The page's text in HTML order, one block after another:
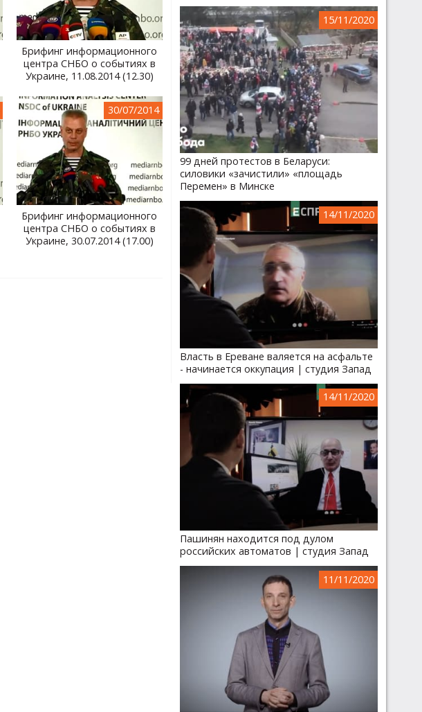
Брифинг информационного
центра СНБО о событиях в
Украине, 11.08.2014 (12.30)
30/07/2014
Брифинг информационного
центра СНБО о событиях в
Украине, 30.07.2014 (17.00)
15/11/2020
99 дней протестов в Беларуси:
силовики «зачистили» «площадь
Перемен» в Минске
14/11/2020
Власть в Ереване валяется на асфальте
- начинается оккупация | студия Запад
14/11/2020
Пашинян находится под дулом
российских автоматов | студия Запад
11/11/2020